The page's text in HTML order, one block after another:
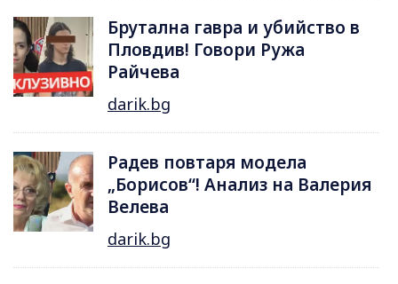
Брутална гавра и убийство в
Пловдив! Говори Ружа
Райчева
darik.bg
Радев повтаря модела
„Борисов“! Анализ на Валерия
Велева
darik.bg